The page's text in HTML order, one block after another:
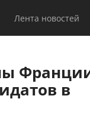
Лента новостей
в